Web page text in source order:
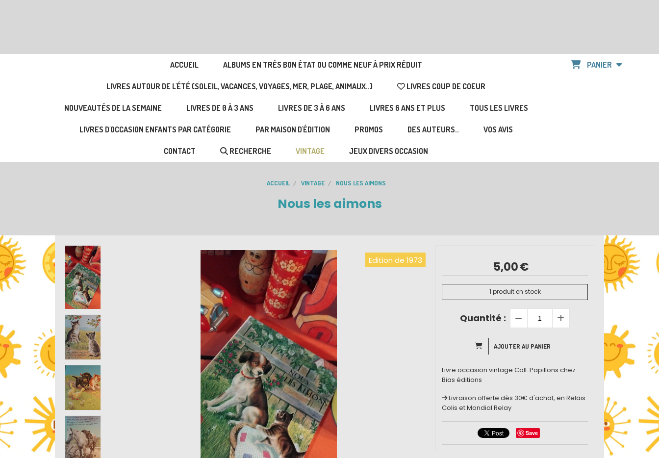
ACCUEIL ALBUMS EN TRÈS BON ÉTAT OU COMME NEUF À PRIX RÉDUIT
LIVRES AUTOUR DE L'ÉTÉ (SOLEIL, VACANCES, VOYAGES, MER, PLAGE, ANIMAUX..) LIVRES COUP DE COEUR
NOUVEAUTÉS DE LA SEMAINE LIVRES DE 0 À 3 ANS LIVRES DE 3 À 6 ANS LIVRES 6 ANS ET PLUS TOUS LES LIVRES
LIVRES D'OCCASION ENFANTS PAR CATÉGORIE PAR MAISON D'ÉDITION PROMOS DES AUTEURS.. VOS AVIS
CONTACT RECHERCHE VINTAGE JEUX DIVERS OCCASION
PANIER
ACCUEIL VINTAGE NOUS LES AIMONS
Nous les aimons
Edition de 1973 5,00€
1 produit en stock
Quantité :
AJOUTER AU PANIER
Livre occasion vintage Coll. Papillons chez
Bias éditions
Livraison offerte dès 30€ d'achat, en Relais
Colis et Mondial Relay
Save